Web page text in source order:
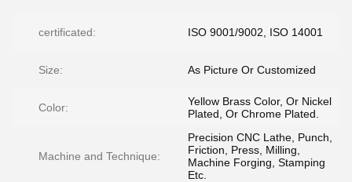
certificated: ISO 9001/9002, ISO 14001
Size: As Picture Or Customized
Color:
Yellow Brass Color, Or Nickel
Plated, Or Chrome Plated.
Machine and Technique:
Precision CNC Lathe, Punch,
Friction, Press, Milling,
Machine Forging, Stamping
Etc.